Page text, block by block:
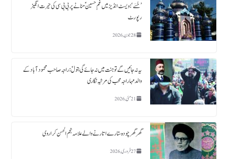
’حُسَے‘: ویسٹ انڈیز میں غمِ حسینؑ منانے پر بی بی سی کی حیرت انگیز
رپورٹ
28 جون, 2026
یہ نہ جائیں گے تو جنت میں نہ جائے گی بتولؑ: راجہ صاحب محمود آباد کے
والد مہاراجہ محب کی مرثیہ نگاری
21 مئی, 2026
گھر گھر چودہ ستارے اتارنے والے علامہ نجم الحسن کراروی
27 فروری, 2026